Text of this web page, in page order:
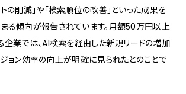
の削減」や「検索順位の改善」といった成果を
る傾向が報告されています。月額50万円以上
企業では、AI検索を経由した新規リードの増加
ジョン効率の向上が明確に見られたとのことで